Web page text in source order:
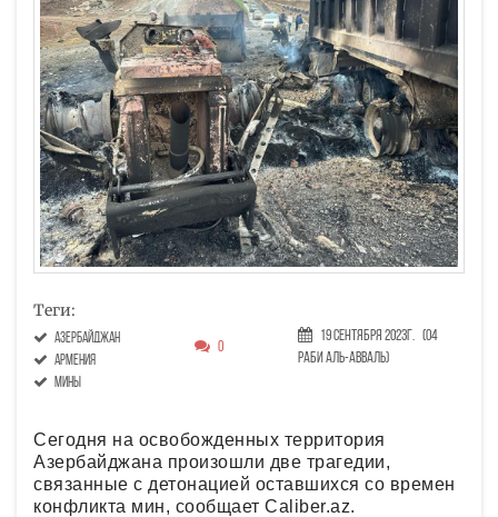
Теги:
Азербайджан
Армения
мины
0
19 Сентября 2023г. (04
Раби аль-авваль)
Сегодня на освобожденных территория
Азербайджана произошли две трагедии,
связанные с детонацией оставшихся со времен
конфликта мин, сообщает Caliber.az.